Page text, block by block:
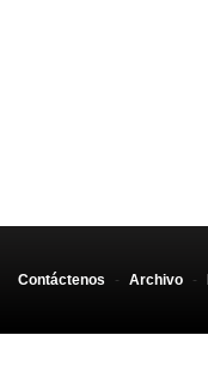
Contáctenos - Archivo -